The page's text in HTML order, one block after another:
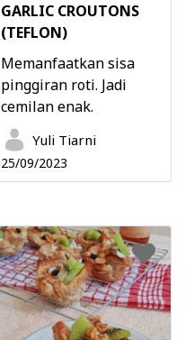
GARLIC CROUTONS
(TEFLON)
Memanfaatkan sisa
pinggiran roti. Jadi
cemilan enak.
Yuli Tiarni
25/09/2023